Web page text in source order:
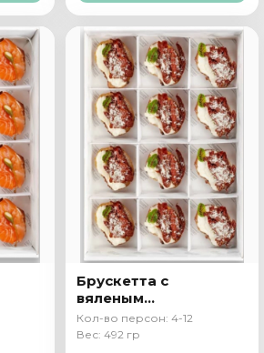
Брускетта с
вяленым
томатом,
творожным
Кол-во персон: 4-12
Вес: 492 гр